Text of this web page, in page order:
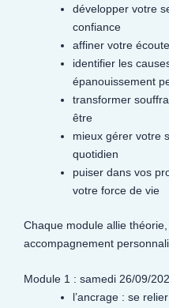
développer votre
confiance
affiner votre
identifier les
épanouissement
transformer
être
mieux gérer votre
quotidien
puiser dans vos
votre force de vie
Chaque module allie
accompagnement
Module 1 : samedi 26/09/
l’ancrage : se